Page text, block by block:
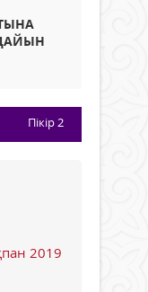
Пікір2
2019